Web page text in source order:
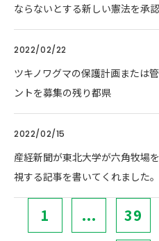
ならないとする新しい憲法を承認
2022/02/22
ツキノワグマの保護計画または
ントを募集の残り都県
2022/02/15
産経新聞が東北大学が六角牧場
視する記事を書いてくれました。
1 ... 39